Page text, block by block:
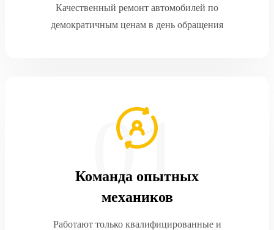
Качественный ремонт автомобилей по
демократичным ценам в день обращения
Команда опытных
механиков
Работают только квалифицированные и